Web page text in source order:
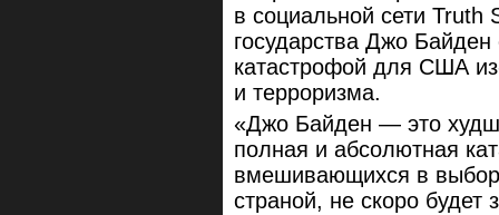
в социальной сети Truth
государства Джо
катастрофой для США
и терроризма.
«Джо Байден — это
полная и абсолютная
вмешивающихся в
страной, не скоро